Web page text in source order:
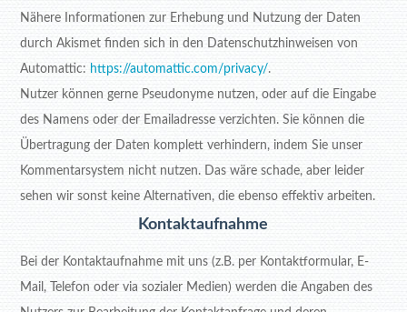
Nähere Informationen zur Erhebung und Nutzung der Daten
durch Akismet finden sich in den Datenschutzhinweisen von
Automattic: https://automattic.com/privacy/.
Nutzer können gerne Pseudonyme nutzen, oder auf die Eingabe
des Namens oder der Emailadresse verzichten. Sie können die
Übertragung der Daten komplett verhindern, indem Sie unser
Kommentarsystem nicht nutzen. Das wäre schade, aber leider
sehen wir sonst keine Alternativen, die ebenso effektiv arbeiten.
Kontaktaufnahme
Bei der Kontaktaufnahme mit uns (z.B. per Kontaktformular, E-
Mail, Telefon oder via sozialer Medien) werden die Angaben des